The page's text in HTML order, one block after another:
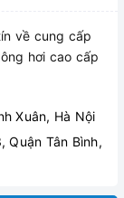
về cung cấp
hơi cao cấp
Xuân, Hà Nội
Quận Tân Bình,